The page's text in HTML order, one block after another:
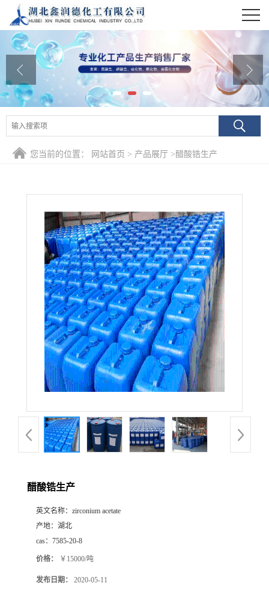
公司首页
公司介绍
公司动态
产品展厅
证书荣誉
您当前的位置： 网站首页 > 产品展厅 >醋酸锆生产
醋酸锆生产
英文名称： zirconium acetate
产地： 湖北
cas： 7585-20-8
价格： ￥15000/吨
发布日期： 2020-05-11